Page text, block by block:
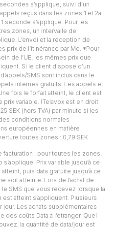
s’applique, suivi d’un
reçus dans les zones 1 et 2a,
seconde s’applique. Pour les
zones, un intervalle de
L’envoi et la réception de
prix de l’itinérance par Mo. *Pour
de l’UE, les mêmes prix que
Si le client dispose d’un
SMS sont inclus dans le
internes gratuits. Les appels et
fois le forfait atteint, le client est
variable. (Telavox est en droit
SEK (hors TVA) par minute si les
conditions normales
européennes en matière
toutes zones : 0,79 SEK.
facturation : pour toutes les zones,
Prix variable jusqu’à ce
puis data gratuite jusqu’à ce
soit atteinte. Lors de l’achat de
SMS que vous recevez lorsque la
atteint s’appliquent. Plusieurs
Les achats supplémentaires
coûts Data à l’étranger. Quel
la quantité de data/jour est